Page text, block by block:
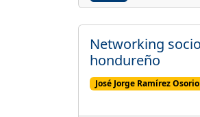
Networking
hondureño
José Jorge Ramírez Osorio